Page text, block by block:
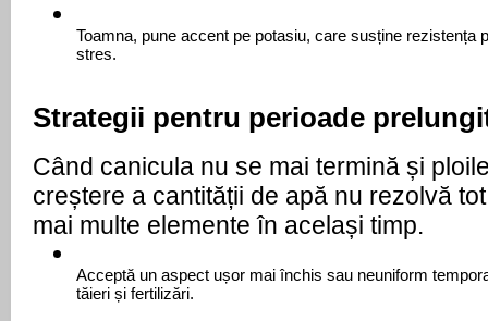
Toamna, pune accent pe potasiu, care susține rezistența
stres.
Strategii pentru perioade
Când canicula nu se mai termină și
creștere a cantității de apă nu rezolvă
mai multe elemente în același timp.
Acceptă un aspect ușor mai închis sau neuniform
tăieri și fertilizări.